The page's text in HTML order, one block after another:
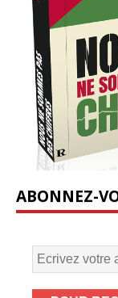
ABONNEZ-